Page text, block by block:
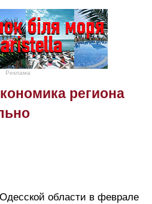
Реклама
региона
области в феврале